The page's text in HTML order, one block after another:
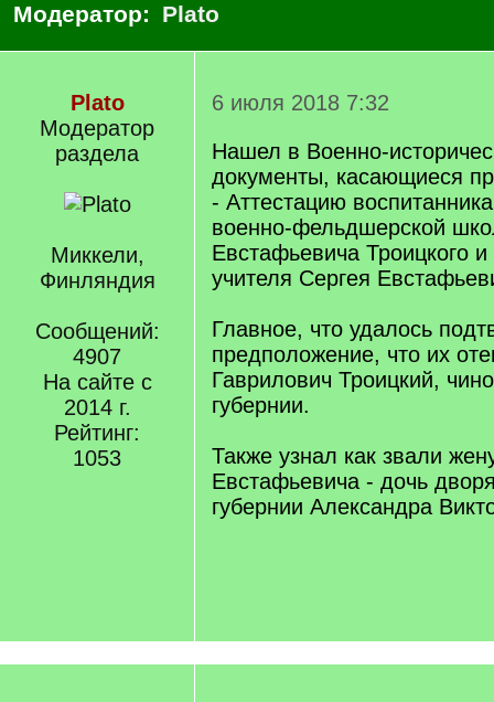
Модератор: Plato
Plato
Модератор
раздела
Миккели,
Финляндия
Сообщений:
4907
На сайте с
2014 г.
Рейтинг:
1053
6 июля 2018 7:32
Нашел в Военно-
документы, касающиеся
- Аттестацию
военно-фельдшерской
Евстафьевича Троицкого
учителя Сергея
Главное, что удалось
предположение, что их
Гаврилович Троицкий,
губернии.
Также узнал как звали
Евстафьевича - дочь
губернии Александра